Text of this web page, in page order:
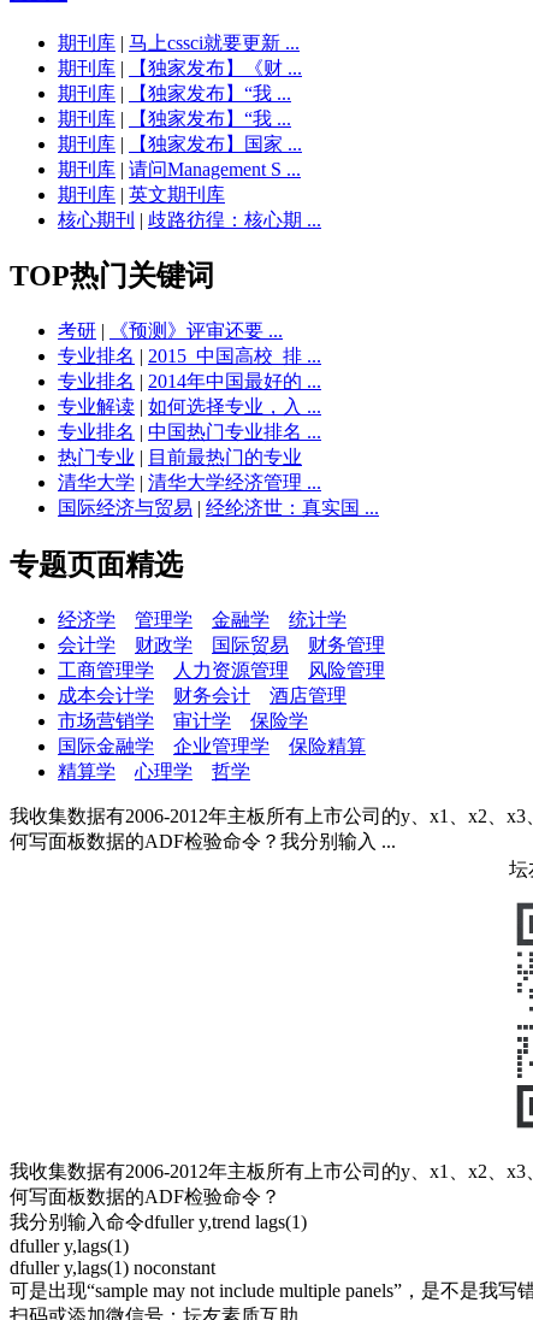
期刊库 | 马上cssci就要更新 ...
期刊库 |
【独家发布】《财 ...
期刊库 |
【独家发布】“我 ...
期刊库 |
【独家发布】“我 ...
期刊库 |
【独家发布】国家 ...
期刊库 | 请问Management S ...
期刊库 | 英文期刊库
核心期刊 | 歧路彷徨：核心期 ...
TOP热门关键词
考研 |
《预测》评审还要 ...
专业排名 | 2015_中国高校_排 ...
专业排名 | 2014年中国最好的 ...
专业解读 | 如何选择专业，入 ...
专业排名 | 中国热门专业排名 ...
热门专业 | 目前最热门的专业
清华大学 | 清华大学经济管理 ...
国际经济与贸易 | 经纶济世：真实国 ...
专题页面精选
经济学 管理学 金融学
统计学
会计学
财政学 国际贸易
财务管理
工商管理学
人力资源管理
风险管理
成本会计学
财务会计
酒店管理
市场营销学
审计学
保险学
国际金融学
企业管理学
保险精算
精算学
心理学 哲学
我收集数据有2006-2012年主板所有上市公司的y、x1、x2、
何写面板数据的ADF检验命令？我分别输入 ...
坛
我收集数据有2006-2012年主板所有上市公司的y、x1、x2、
何写面板数据的ADF检验命令？
我分别输入命令dfuller y,trend lags(1)
dfuller y,lags(1)
dfuller y,lags(1) noconstant
可是出现“sample may not include multiple panels”，是不是我写